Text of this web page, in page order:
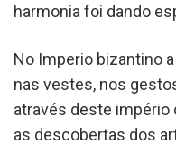
harmonia foi dando
No Imperio bizantino
nas vestes, nos
através deste império
as descobertas dos